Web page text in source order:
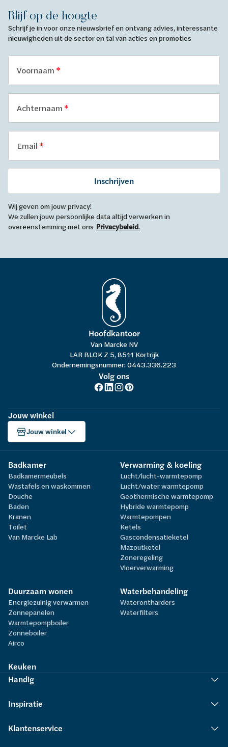
Blijf op de hoogte
Schrijf je in voor onze nieuwsbrief en ontvang advies, interessante
nieuwigheden uit de sector en tal van acties en promoties
Voornaam
Achternaam
Email
Inschrijven
Wij geven om jouw privacy!
We zullen jouw persoonlijke data altijd verwerken in
overeenstemming met ons Privacybeleid.
Hoofdkantoor
Van Marcke NV
LAR BLOK Z 5, 8511 Kortrijk
Ondernemingsnummer: 0443.336.223
Volg ons
Jouw winkel
Jouw winkel
Badkamer
Badkamermeubels
Wastafels en waskommen
Douche
Baden
Kranen
Toilet
Van Marcke Lab
Verwarming & koeling
Lucht/lucht-warmtepomp
Lucht/water warmtepomp
Geothermische warmtepomp
Hybride warmtepomp
Warmtepompen
Ketels
Gascondensatieketel
Mazoutketel
Zoneregeling
Vloerverwarming
Duurzaam wonen
Energiezuinig verwarmen
Zonnepanelen
Warmtepompboiler
Zonneboiler
Airco
Waterbehandeling
Waterontharders
Waterfilters
Keuken
Handig
Inspiratie
Klantenservice